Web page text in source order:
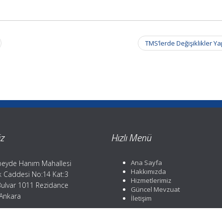
TMS’lerde Değişiklikler
Hanım Mahallesi
Caddesi No:14 Kat:3
1011 Rezidance
Hızlı Menü
Ana Sayfa
Hakkımızda
Hizmetlerimiz
Güncel Mevzuat
İletişim